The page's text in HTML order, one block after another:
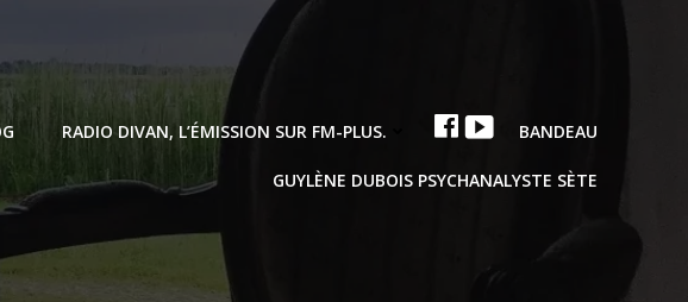
RADIO DIVAN, L’ÉMISSION SUR FM-PLUS. FACEBOOK
YOUTUBEBANDEAU
GUYLÈNE DUBOIS PSYCHANALYSTE SÈTE